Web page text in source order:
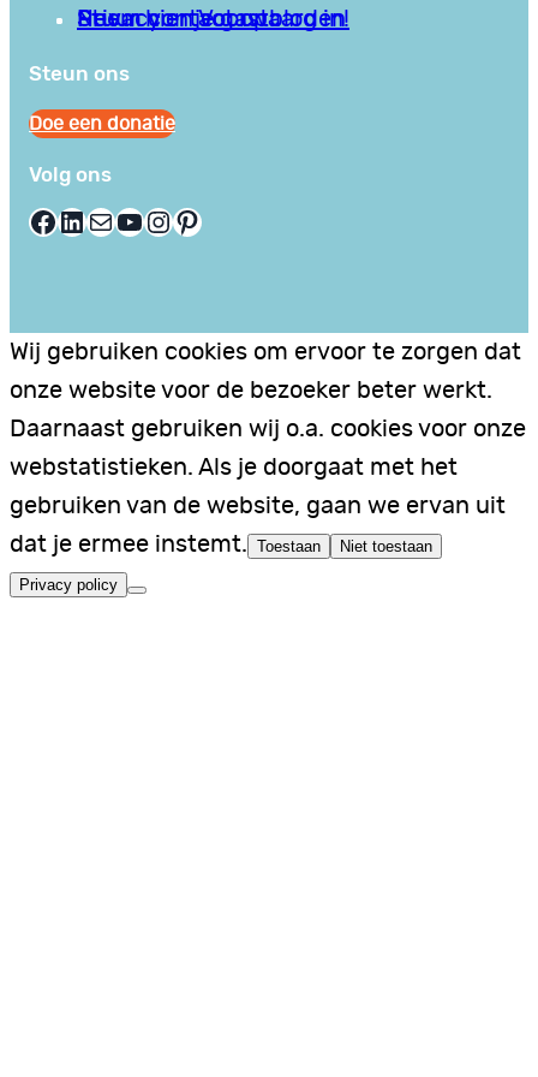
Privacy en Voorwaarden
Stuur hier je gastblog in!
Neem contact op
Steun ons
Doe een donatie
Volg ons
Facebook LinkedIn E-mail YouTube InstagramPinterest
Wij gebruiken cookies om ervoor te zorgen dat
onze website voor de bezoeker beter werkt.
Daarnaast gebruiken wij o.a. cookies voor onze
webstatistieken. Als je doorgaat met het
gebruiken van de website, gaan we ervan uit
dat je ermee instemt. Toestaan Niet toestaan
Privacy policy